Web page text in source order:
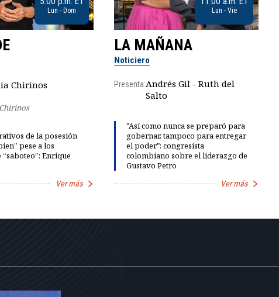
Lun - Dom
Chirinos
de la posesión
pese a los
Enrique
Ver más
Lun - Vie
LA MAÑANA
Noticiero
Presenta:Andrés Gil - Ruth del
Salto
"Así como nunca se preparó para
gobernar, tampoco para entregar
el poder": congresista
colombiano sobre el liderazgo de
Gustavo Petro
Ver más